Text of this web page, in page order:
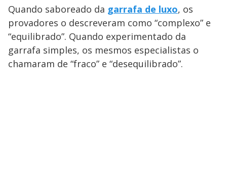
Quando saboreado da garrafa de luxo, os
provadores o descreveram como “complexo” e
“equilibrado”. Quando experimentado da
garrafa simples, os mesmos especialistas o
chamaram de “fraco” e “desequilibrado”.